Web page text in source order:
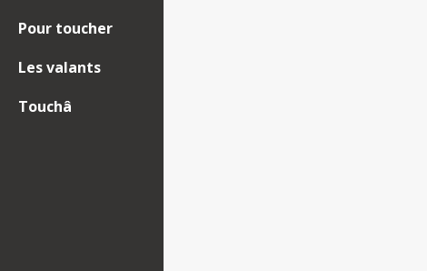
Pour toucher
Les valants
Touchâ